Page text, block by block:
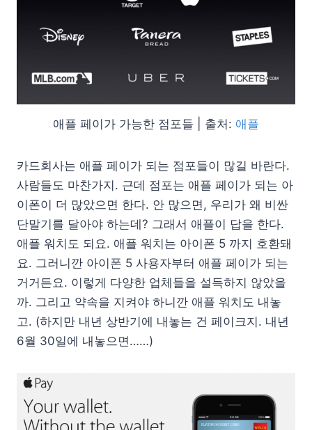
애플 페이가 가능한 점포들 | 출처: 애플
카드회사는 애플 페이가 되는 점포들이 많길 바란다.
사람들도 마찬가지. 근데 점포는 애플 페이가 되는 아
이폰이 더 많았으면 한다. 안 많으면, 우리가 왜 비싼
단말기를 달아야 하는데? 그래서 애플이 답을 한다.
애플 워치도 되요. 애플 워치는 아이폰 5 까지 호환돼
요. 그러니깐 아이폰 5 사용자부터 애플 페이가 되는
거거든요. 이렇게 다양한 업체들을 설득하지 않았을
까. 그리고 약속을 지켜야 하니깐 애플 워치도 내놓
고. (하지만 내년 상반기에 내놓는 건 페이크지. 내년
6월 30일에 내놓으면……)